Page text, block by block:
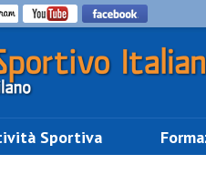
Sportiva